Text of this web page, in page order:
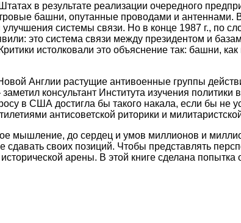
в результате реализации очередного
башни, опутанные проводами и
системы связи. Но в конце 1987 г., по
это система связи между президентом и
истолковали это объяснение так: башни, как
Англии растущие антивоенные группы
консультант Института изучения
в США достигла бы такого накала, если бы не
антисоветской риторики и
мышление, до сердец и умов миллионов и
своих позиций. Чтобы представлять
арены. В этой книге сделана попытка